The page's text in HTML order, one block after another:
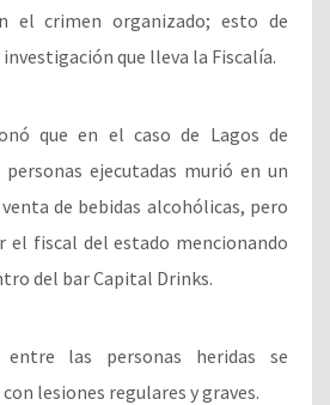
el crimen organizado; esto de
que lleva la Fiscalía.
que en el caso de Lagos de
ejecutadas murió en un
de bebidas alcohólicas, pero
el fiscal del estado mencionando
del bar Capital Drinks.
entre las personas heridas se
lesiones regulares y graves.